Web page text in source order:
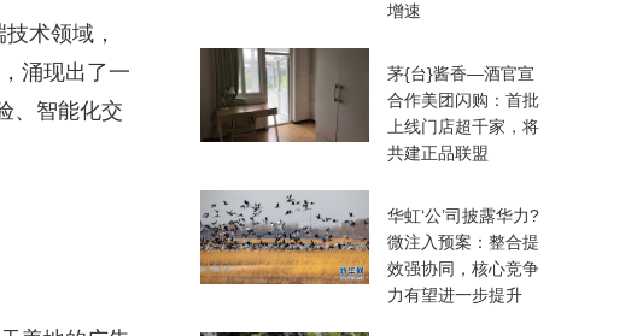
术领域，
涌现出了一
、智能化交
增速
茅{台}酱香—酒官宣
合作美团闪购：首批
上线门店超千家，将
共建正品联盟
华虹‘公’司披露华力?
微注入预案：整合提
效强协同，核心竞争
力有望进一步提升